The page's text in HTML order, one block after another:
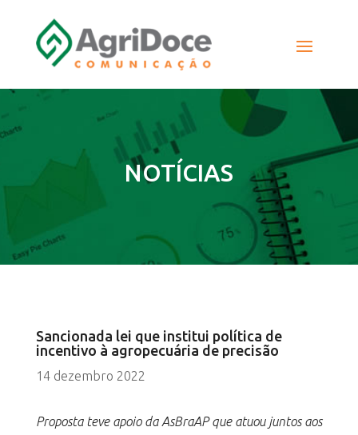
NOTÍCIAS
Sancionada lei que institui política de
incentivo à agropecuária de precisão
14 dezembro 2022
Proposta teve apoio da AsBraAP que atuou juntos aos